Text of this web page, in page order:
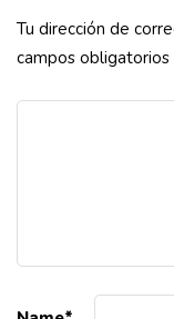
Tu dirección de
campos obligatorios